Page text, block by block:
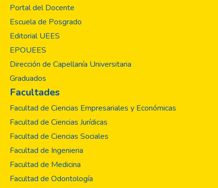
Portal del Docente
Escuela de Posgrado
Editorial UEES
EPOUEES
Dirección de Capellanía Universitaria
Graduados
Facultades
Facultad de Ciencias Empresariales y Económicas
Facultad de Ciencias Jurídicas
Facultad de Ciencias Sociales
Facultad de Ingenieria
Facultad de Medicina
Facultad de Odontología